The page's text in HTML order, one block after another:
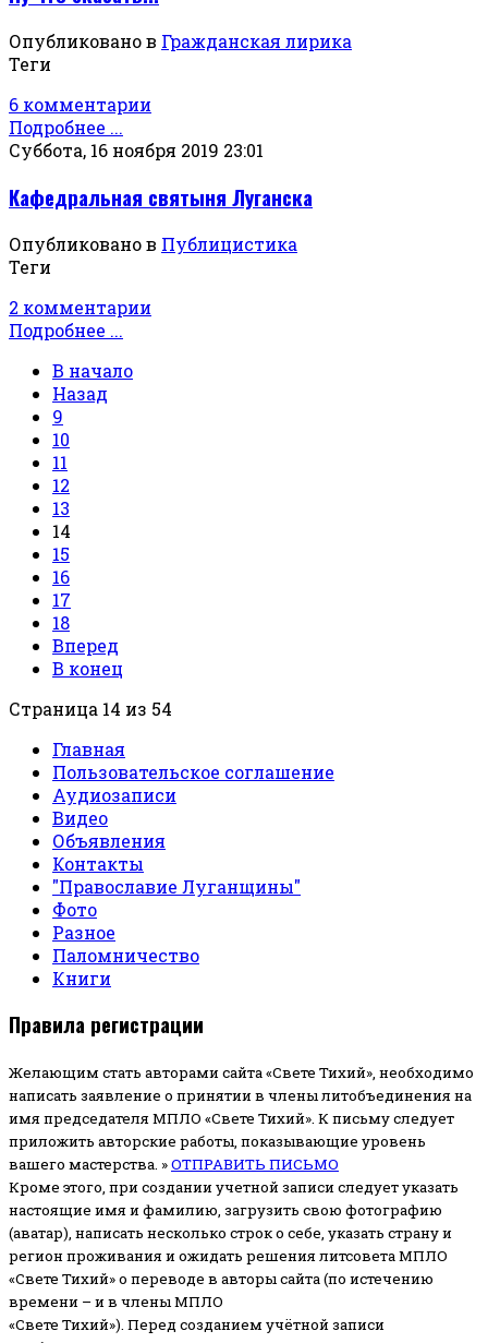
Опубликовано в Гражданская лирика
Теги
6 комментарии
Подробнее ...
Суббота, 16 ноября 2019 23:01
Кафедральная святыня Луганска
Опубликовано в Публицистика
Теги
2 комментарии
Подробнее ...
В начало
Назад
9
10
11
12
13
14
15
16
17
18
Вперед
В конец
Страница 14 из 54
Главная
Пользовательское соглашение
Аудиозаписи
Видео
Объявления
Контакты
"Православие Луганщины"
Фото
Разное
Паломничество
Книги
Правила регистрации
Желающим стать авторами сайта «Свете Тихий», необходимо
написать заявление о принятии в члены литобъединения на
имя председателя МПЛО «Свете Тихий». К письму следует
приложить авторские работы, показывающие уровень
вашего мастерства. »ОТПРАВИТЬ ПИСЬМО
Кроме этого, при создании учетной записи следует указать
настоящие имя и фамилию, загрузить свою фотографию
(аватар), написать несколько строк о себе, указать страну и
регион проживания и ожидать решения литсовета МПЛО
«Свете Тихий» о переводе в авторы сайта (по истечению
времени – и в члены МПЛО
«Свете Тихий»). Перед созданием учётной записи